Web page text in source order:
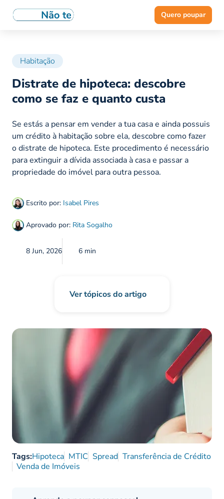
Quero poupar
Habitação
Distrate de hipoteca: descobre
como se faz e quanto custa
Escrito por: Isabel Pires
Aprovado por: Rita Sogalho
8 Jun, 2026 6 min
Se estás a pensar em vender a tua casa e ainda possuis
um crédito à habitação sobre ela, descobre como fazer
o distrate de hipoteca. Este procedimento é necessário
para extinguir a dívida associada à casa e passar a
propriedade do imóvel para outra pessoa.
Ver tópicos do artigo
Tags:Hipoteca MTIC Spread Transferência de Crédito
Venda de Imóveis